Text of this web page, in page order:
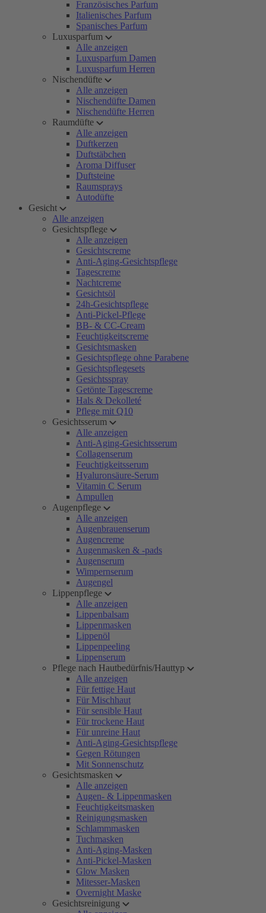
Französisches Parfum
Italienisches Parfum
Spanisches Parfum
Luxusparfum
Alle anzeigen
Luxusparfum Damen
Luxusparfum Herren
Nischendüfte
Alle anzeigen
Nischendüfte Damen
Nischendüfte Herren
Raumdüfte
Alle anzeigen
Duftkerzen
Duftstäbchen
Aroma Diffuser
Duftsteine
Raumsprays
Autodüfte
Gesicht
Alle anzeigen
Gesichtspflege
Alle anzeigen
Gesichtscreme
Anti-Aging-Gesichtspflege
Tagescreme
Nachtcreme
Gesichtsöl
24h-Gesichtspflege
Anti-Pickel-Pflege
BB- & CC-Cream
Feuchtigkeitscreme
Gesichtsmasken
Gesichtspflege ohne Parabene
Gesichtspflegesets
Gesichtsspray
Getönte Tagescreme
Hals & Dekolleté
Pflege mit Q10
Gesichtsserum
Alle anzeigen
Anti-Aging-Gesichtsserum
Collagenserum
Feuchtigkeitsserum
Hyaluronsäure-Serum
Vitamin C Serum
Ampullen
Augenpflege
Alle anzeigen
Augenbrauenserum
Augencreme
Augenmasken & -pads
Augenserum
Wimpernserum
Augengel
Lippenpflege
Alle anzeigen
Lippenbalsam
Lippenmasken
Lippenöl
Lippenpeeling
Lippenserum
Pflege nach Hautbedürfnis/Hauttyp
Alle anzeigen
Für fettige Haut
Für Mischhaut
Für sensible Haut
Für trockene Haut
Für unreine Haut
Anti-Aging-Gesichtspflege
Gegen Rötungen
Mit Sonnenschutz
Gesichtsmasken
Alle anzeigen
Augen- & Lippenmasken
Feuchtigkeitsmasken
Reinigungsmasken
Schlammmasken
Tuchmasken
Anti-Aging-Masken
Anti-Pickel-Masken
Glow Masken
Mitesser-Masken
Overnight Maske
Gesichtsreinigung